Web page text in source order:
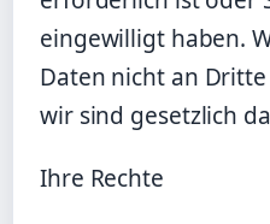
eingewilligt haben.
Daten nicht an
wir sind gesetzlich
Ihre Rechte